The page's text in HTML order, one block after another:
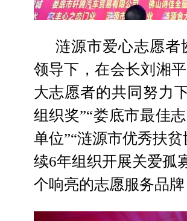
涟源市爱心志愿者
领导下，在会长刘湘
大志愿者的共同努力
组织奖”“娄底市最佳
单位”“涟源市优秀扶
续6年组织开展关爱孤
个响亮的志愿服务品